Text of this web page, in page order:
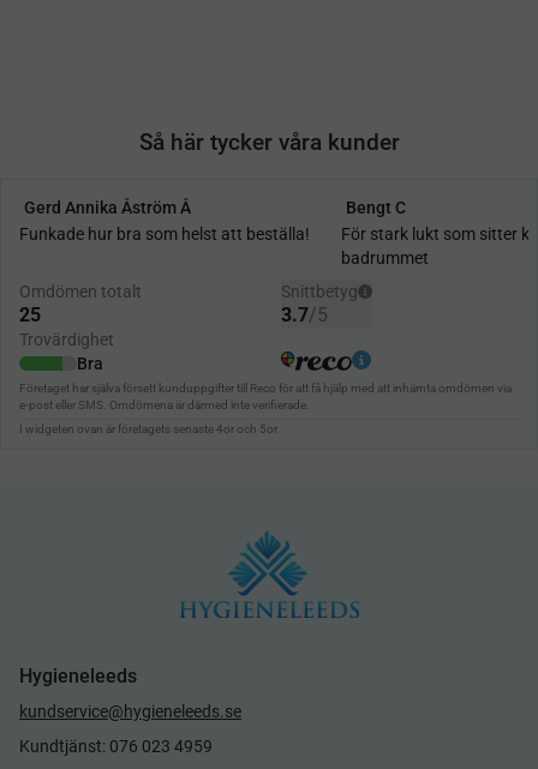
Så här tycker våra kunder
Hygieneleeds
kundservice@hygieneleeds.se
Kundtjänst: 076 023 4959